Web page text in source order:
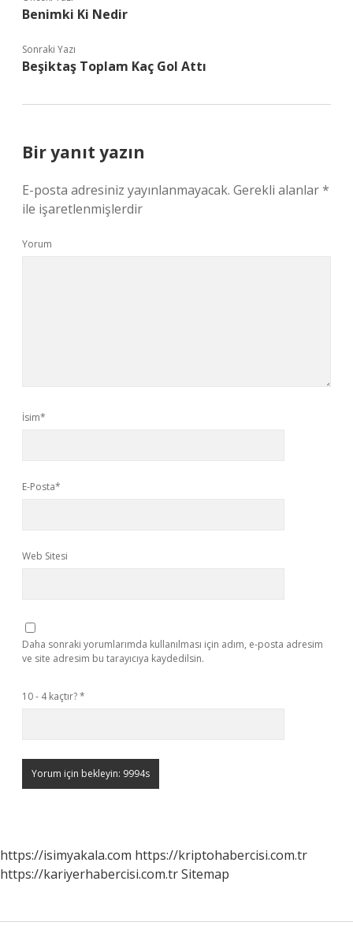
Benimki Ki Nedir
Sonraki Yazı
Beşiktaş Toplam Kaç Gol Attı
Bir yanıt yazın
E-posta adresiniz yayınlanmayacak. Gerekli alanlar*
ile işaretlenmişlerdir
Yorum
İsim*
E-Posta*
Web Sitesi
Daha sonraki yorumlarımda kullanılması için adım, e-posta adresim
ve site adresim bu tarayıcıya kaydedilsin.
10 - 4 kaçtır?*
https://isimyakala.com https://kriptohabercisi.com.tr
https://kariyerhabercisi.com.trSitemap